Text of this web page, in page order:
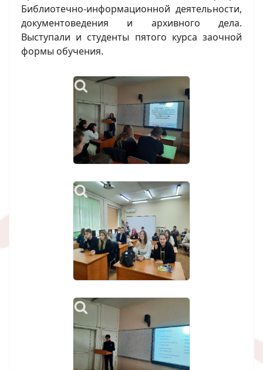
Библиотечно-информационной деятельности,
документоведения и архивного дела.
Выступали и студенты пятого курса заочной
формы обучения.